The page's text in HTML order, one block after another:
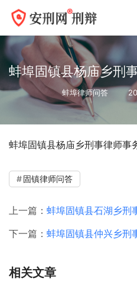
蚌埠固镇县杨庙乡刑
蚌埠律师问答
蚌埠固镇县杨庙乡刑事律师事
固镇律师问答
上一篇： 蚌埠固镇县石湖乡刑
下一篇： 蚌埠固镇县仲兴乡刑
相关文章